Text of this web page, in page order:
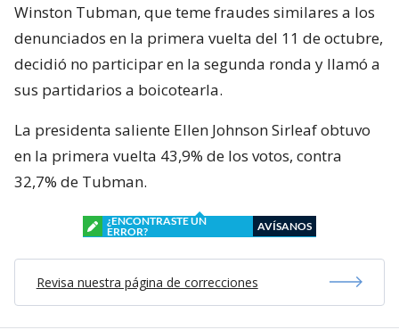
Winston Tubman, que teme fraudes similares a los
denunciados en la primera vuelta del 11 de octubre,
decidió no participar en la segunda ronda y llamó a
sus partidarios a boicotearla.
La presidenta saliente Ellen Johnson Sirleaf obtuvo
en la primera vuelta 43,9% de los votos, contra
32,7% de Tubman.
¿ENCONTRASTE UN
ERROR?
AVÍSANOS
Revisa nuestra página de correcciones